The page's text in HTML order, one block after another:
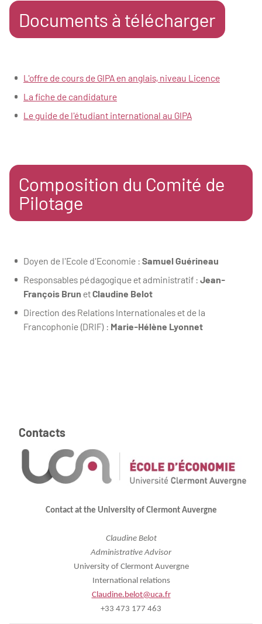
Documents à télécharger
L'offre de cours de GIPA en anglais, niveau Licence
La fiche de candidature
L e guide de l'étudiant international au GIPA
Composition du Comité de
Pilotage
Doyen de l'Ecole d'Economie : Samuel Guérineau
Responsables pédagogique et administratif : Jean-
François Brun etClaudine Belot
Direction des Relations Internationales et de la
Francophonie (DRIF) : Marie-Hélène Lyonnet
Contacts
Contact at the University of Clermont Auvergne
Claudine Belot
Administrative Advisor
University of Clermont Auvergne
International relations
Claudine.belot@uca.fr
+33 473 177 463